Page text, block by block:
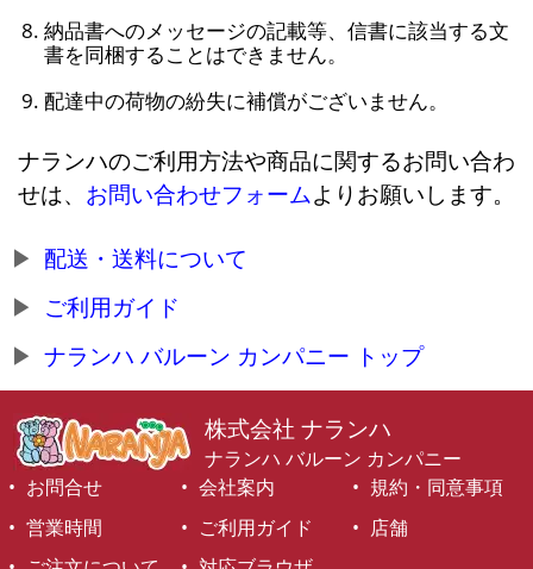
納品書へのメッセージの記載等、信書に該当する文
書を同梱することはできません。
配達中の荷物の紛失に補償がございません。
ナランハのご利用方法や商品に関するお問い合わ
せは、 お問い合わせフォームよりお願いします。
配送・送料について
ご利用ガイド
ナランハ バルーン カンパニー トップ
株式会社 ナランハ
ナランハ バルーン カンパニー
お問合せ
会社案内
規約・同意事項
営業時間
ご利用ガイド
店舗